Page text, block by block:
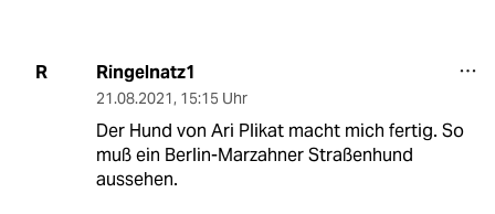
R Ringelnatz1
21.08.2021, 15:15 Uhr
Der Hund von Ari Plikat macht mich fertig. So
muß ein Berlin-Marzahner Straßenhund
aussehen.